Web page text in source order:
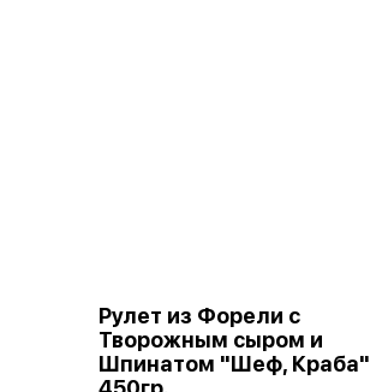
Рулет из Форели с
Творожным сыром и
Шпинатом "Шеф, Краба"